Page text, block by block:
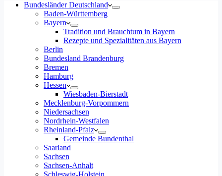
Bundesländer Deutschland
Baden-Württemberg
Bayern
Tradition und Brauchtum in Bayern
Rezepte und Spezialitäten aus Bayern
Berlin
Bundesland Brandenburg
Bremen
Hamburg
Hessen
Wiesbaden-Bierstadt
Mecklenburg-Vorpommern
Niedersachsen
Nordrhein-Westfalen
Rheinland-Pfalz
Gemeinde Bundenthal
Saarland
Sachsen
Sachsen-Anhalt
Schleswig-Holstein